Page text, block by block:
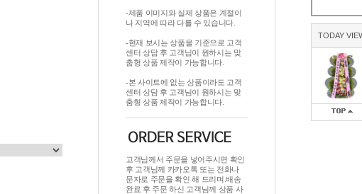
TODAY
-제품 이미지와 실제 상품은 계절이
나 지역에 따라 다를 수 있습니다.
-현재 보시는 상품을 기준으로 고객
센터 상담 후 고객님이 원하시는 맞
춤형 상품 제작이 가능합니다.
-본 사이트에 없는 상품이라도 고객
센터 상담 후 고객님이 원하시는 맞
춤형 상품 제작이 가능합니다.
고객님께서 주문을 넣어주시면 확인
후 고객님께 카카오톡 또는 전화나
문자로 주문을 확인 해 드리며.배송
완료 후 주문 하신 고객님께 상품 사